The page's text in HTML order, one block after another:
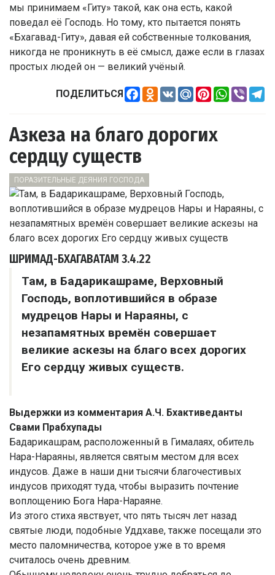
мы принимаем «Гиту» такой, как она есть, какой
поведал её Господь. Но тому, кто пытается понять
«Бхагавад-Гиту», давая ей собственные толкования,
никогда не проникнуть в её смысл, даже если в глазах
простых людей он — великий учёный.
ПОДЕЛИТЬСЯ Facebook
Odnoklassniki
VK Mail.RuPinterest
WhatsApp
Viber
Азкеза на благо дорогих
сердцу существ
ПОРАЗИТЕЛЬНЫЕ ДЕЯНИЯ ГОСПОДА
ШРИМАД-БХАГАВАТАМ 3.4.22
Там, в Бадарикашраме, Верховный
Господь, воплотившийся в образе
мудрецов Нары и Нараяны, с
незапамятных времён совершает
великие аскезы на благо всех дорогих
Его сердцу живых существ.
Выдержки из комментария А.Ч. Бхактиведанты
Свами Прабхупады
Бадарикашрам, расположенный в Гималаях, обитель
Нара-Нараяны, является святым местом для всех
индусов. Даже в наши дни тысячи благочестивых
индусов приходят туда, чтобы выразить почтение
воплощению Бога Нара-Нараяне.
Из этого стиха явствует, что пять тысяч лет назад
святые люди, подобные Уддхаве, также посещали это
место паломничества, которое уже в то время
считалось очень древним.